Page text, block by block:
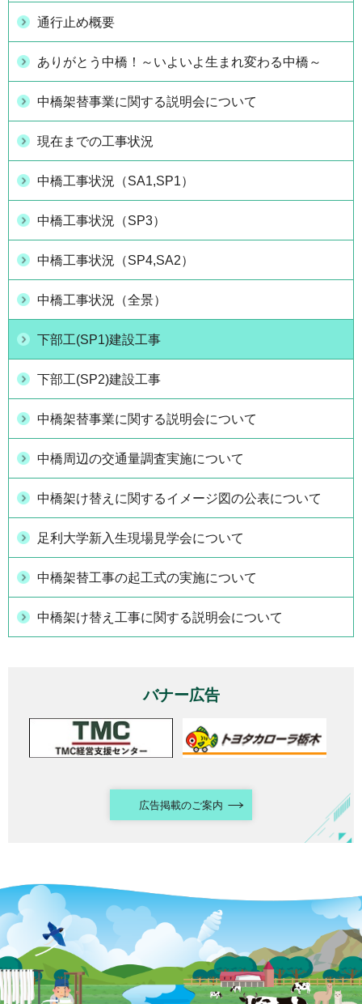
通行止め概要
ありがとう中橋！～いよいよ生まれ変わる中橋～
中橋架替事業に関する説明会について
現在までの工事状況
中橋工事状況（SA1,SP1）
中橋工事状況（SP3）
中橋工事状況（SP4,SA2）
中橋工事状況（全景）
下部工(SP1)建設工事
下部工(SP2)建設工事
中橋架替事業に関する説明会について
中橋周辺の交通量調査実施について
中橋架け替えに関するイメージ図の公表について
足利大学新入生現場見学会について
中橋架替工事の起工式の実施について
中橋架け替え工事に関する説明会について
バナー広告
広告掲載のご案内